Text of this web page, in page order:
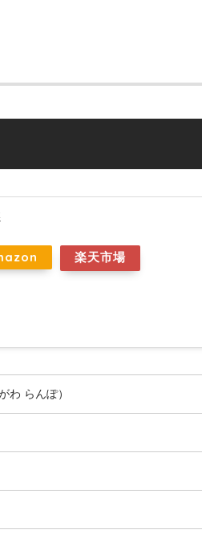
楽天市場
わ らんぽ）